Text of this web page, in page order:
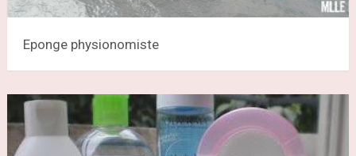
Eponge physionomiste